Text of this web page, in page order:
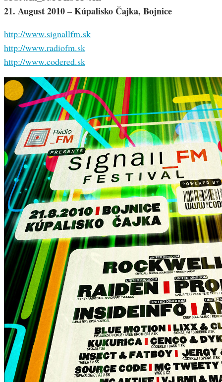
21. August 2010 – Kúpalisko Čajka, Bojnice
http://www.signallfm.sk
http://www.radiofm.sk
http://www.codered.sk